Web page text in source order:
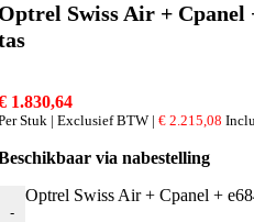
Swiss Air + Cpanel
1.830,64
Stuk | Exclusief BTW | € 2.215,08
via nabestelling
-
Optrel Swiss Air + Cpanel +